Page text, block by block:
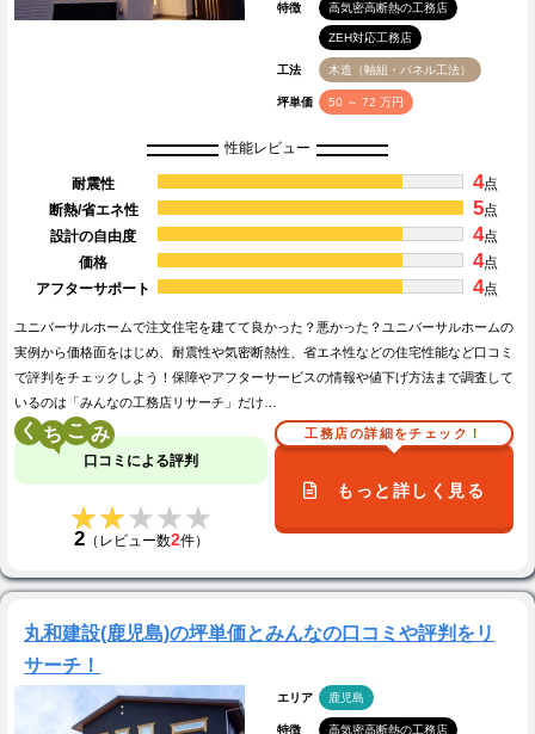
特徴 高気密高断熱の工務店
ZEH対応工務店
工法 木造（軸組・パネル工法）
坪単価 50 ～ 72 万円
性能レビュー
耐震性 4点
断熱/省エネ性
5点
設計の自由度
4点
価格
4点
アフターサポート
4点
ユニバーサルホームで注文住宅を建てて良かった？悪かった？ユニバーサルホームの
実例から価格面をはじめ、耐震性や気密断熱性、省エネ性などの住宅性能など口コミ
で評判をチェックしよう！保障やアフターサービスの情報や値下げ方法まで調査して
いるのは「みんなの工務店リサーチ」だけ…
く こ
口コミによる評判
★★★★★
★★★★★
2（レビュー数2件）
工務店の詳細をチェック！
もっと詳しく見る
丸和建設(鹿児島)の坪単価とみんなの口コミや評判をリ
サーチ！
エリア 鹿児島
特徴 高気密高断熱の工務店